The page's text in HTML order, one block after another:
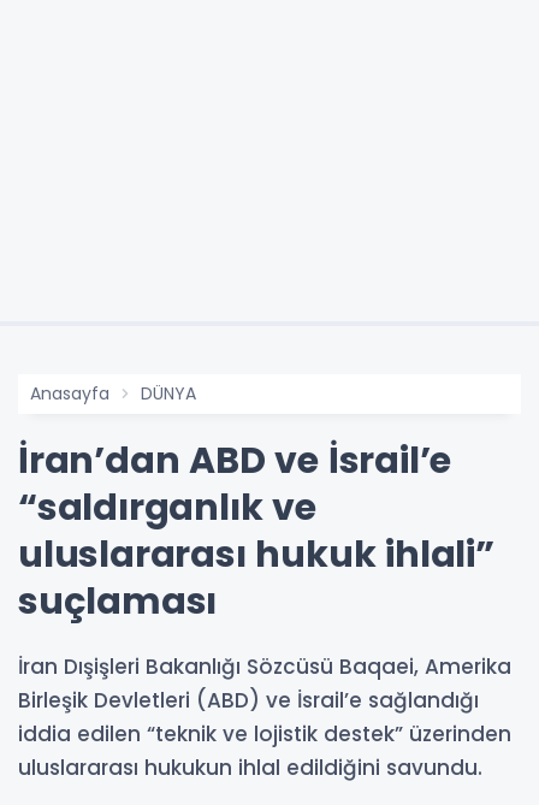
Anasayfa DÜNYA
İran’dan ABD ve İsrail’e
“saldırganlık ve
uluslararası hukuk ihlali”
suçlaması
İran Dışişleri Bakanlığı Sözcüsü Baqaei, Amerika
Birleşik Devletleri (ABD) ve İsrail’e sağlandığı
iddia edilen “teknik ve lojistik destek” üzerinden
uluslararası hukukun ihlal edildiğini savundu.